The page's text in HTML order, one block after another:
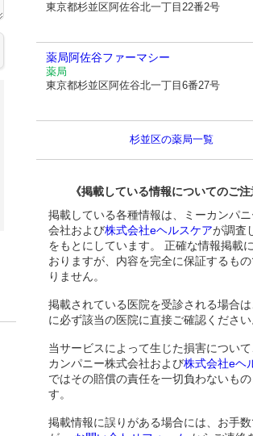
東京都杉並区阿佐谷北一丁目22番2号
薬局阿佐谷ファーマシー
薬局
東京都杉並区阿佐谷北一丁目6番27号
杉並区の薬局一覧
《掲載している情報についてのご注
掲載している各種情報は、ミーカンパ
会社および株式会社eヘルスケアが調査
をもとにしています。 正確な情報掲載
おりますが、内容を完全に保証するも
りません。
掲載されている医院を受診される場合
に必ず該当の医院に直接ご確認ください
当サービスによって生じた損害につい
カンパニー株式会社および株式会社eヘ
ではその賠償の責任を一切負わないもの
す。
掲載情報に誤りがある場合には、お手数